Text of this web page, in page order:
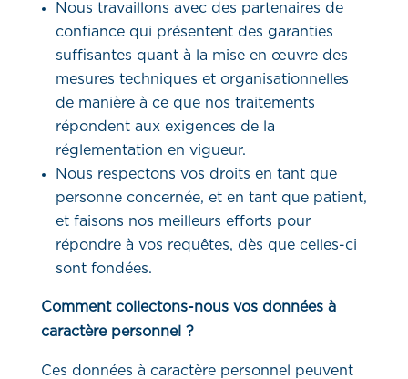
Nous travaillons avec des partenaires de
confiance qui présentent des garanties
suffisantes quant à la mise en œuvre des
mesures techniques et organisationnelles
de manière à ce que nos traitements
répondent aux exigences de la
réglementation en vigueur.
Nous respectons vos droits en tant que
personne concernée, et en tant que patient,
et faisons nos meilleurs efforts pour
répondre à vos requêtes, dès que celles-ci
sont fondées.
Comment collectons-nous vos données à
caractère personnel ?
Ces données à caractère personnel peuvent